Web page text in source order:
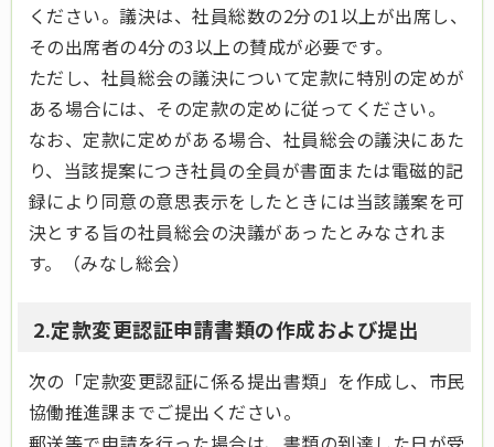
ください。議決は、社員総数の2分の1以上が出席し、
その出席者の4分の3以上の賛成が必要です。
ただし、社員総会の議決について定款に特別の定めが
ある場合には、その定款の定めに従ってください。
なお、定款に定めがある場合、社員総会の議決にあた
り、当該提案につき社員の全員が書面または電磁的記
録により同意の意思表示をしたときには当該議案を可
決とする旨の社員総会の決議があったとみなされま
す。（みなし総会）
2.定款変更認証申請書類の作成および提出
次の「定款変更認証に係る提出書類」を作成し、市民
協働推進課までご提出ください。